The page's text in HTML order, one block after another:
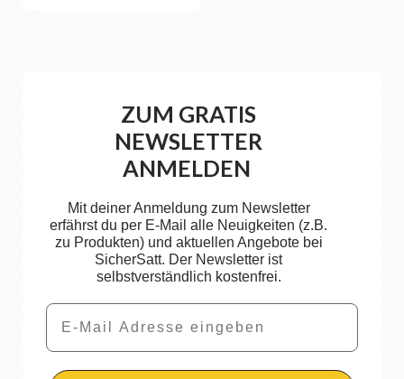
ZUM GRATIS
NEWSLETTER
ANMELDEN
Mit deiner Anmeldung zum Newsletter
erfährst du per E-Mail alle Neuigkeiten (z.B.
zu Produkten) und aktuellen Angebote bei
SicherSatt. Der Newsletter ist
selbstverständlich kostenfrei.
Email